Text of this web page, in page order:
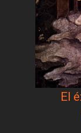
El